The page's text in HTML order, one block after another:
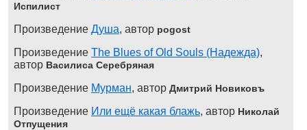
Испилист
Произведение Душа, автор pogost
Произведение The Blues of Old Souls (Надежда),
автор Василиса Серебряная
Произведение Мурман, автор Дмитрий Новиковъ
Произведение Или ещё какая блажь, автор Николай
Отпущения